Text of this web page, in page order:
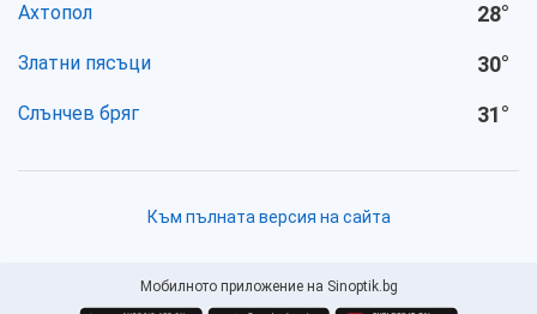
Ахтопол 28°
Златни пясъци 30°
Слънчев бряг 31°
Към пълната версия на сайта
Мобилното приложение на Sinoptik.bg